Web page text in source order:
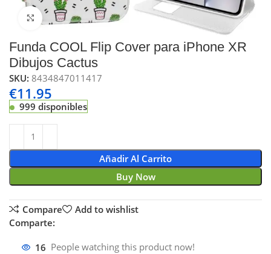
Click to enlarge
Funda COOL Flip Cover para iPhone XR
Dibujos Cactus
SKU:8434847011417
€11.95
999 disponibles
Añadir Al Carrito
Buy Now
Compare
Add to wishlist
Comparte:
16 People watching this product now!